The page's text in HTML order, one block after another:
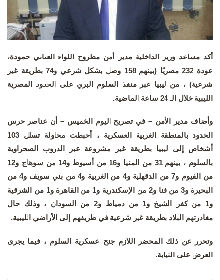
أكد مساعد وزير الداخلية مدير أمن مطروح اللواء العناني حمودة،
عودة 232 مصريًا (بينهم 158 وصل بشكل شرعي و74 بطريقة غير
شرعية) ، من ليبيا عبر منفذ السلوم البري على الحدود المصرية
الليبية خلال الـ 24 ساعة الماضية.
وأضاف مدير الأمن – في تصريح اليوم الخميس – أن عناصر حرس
الحدود بالمنطقة الغربية العسكرية ، أحبطت محاولة تسلل 103
أشخاص إلى ليبيا بطريقة غير مشروعة عبر الدروب الصحراوية
بالسلوم ، بينهم 31 من المنيا و16 من أسيوط و14 من سوهاج و12
من الفيوم و7 من الدقهلية و4 من الغربية و4 من بني سويف و4 من
البحيرة و3 من قنا و2 من الإسكندرية و1 من القاهرة و1 من الشرقية
و1 من كفر الشيخ و1 من دمياط و2 من السودان ، وذلك حال
مغادرتهم البلاد بطريقة غير شرعية في طريقهم إلى الأراضي الليبية.
وتحرر عن ذلك المحضر اللازم جنح عسكرية السلوم ، فيما يجرى
العرض على النيابة.